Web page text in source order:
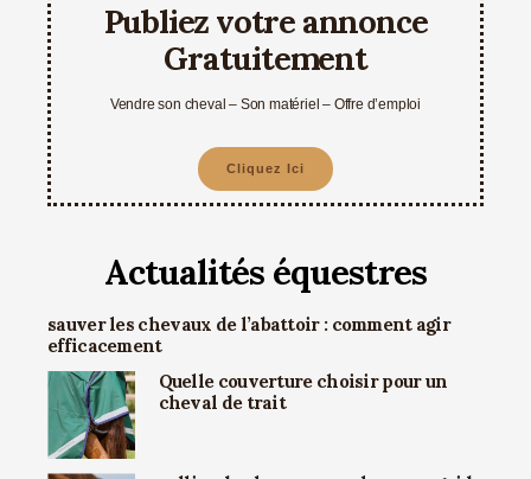
Publiez votre annonce
Gratuitement
Vendre son cheval – Son matériel – Offre d’emploi
Cliquez Ici
Actualités équestres
sauver les chevaux de l’abattoir : comment agir
efficacement
Quelle couverture choisir pour un
cheval de trait